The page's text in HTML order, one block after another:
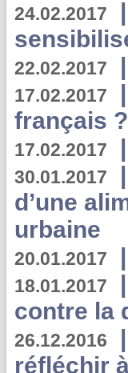
24.02.2017 |
22.02.2017 |
17.02.2017 |
français ?
17.02.2017 |
30.01.2017 |
d’une
urbaine
20.01.2017 |
18.01.2017 |
contre la
26.12.2016 |
réfléchir